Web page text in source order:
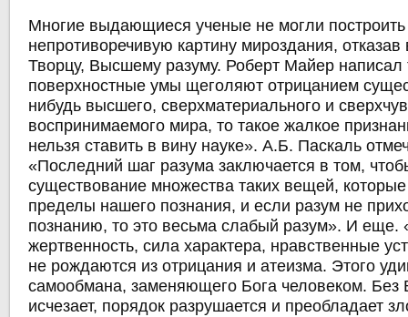
Многие выдающиеся ученые не могли построить
непротиворечивую картину мироздания,
Творцу, Высшему разуму. Роберт Майер написал
поверхностные умы щеголяют отрицанием
нибудь высшего, сверхматериального и
воспринимаемого мира, то такое жалкое
нельзя ставить в вину науке». А.Б. Паскаль
«Последний шаг разума заключается в том,
существование множества таких вещей,
пределы нашего познания, и если разум не
познанию, то это весьма слабый разум». И еще.
жертвенность, сила характера, нравственные
не рождаются из отрицания и атеизма. Этого
самообмана, заменяющего Бога человеком. Без
исчезает, порядок разрушается и преобладает